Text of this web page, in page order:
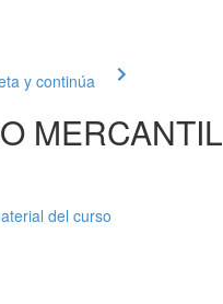
y continúa
MERCANTIL
del curso